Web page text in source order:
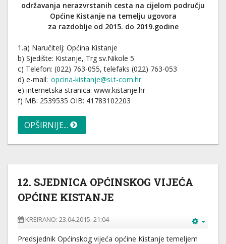
održavanja nerazvrstanih cesta na cijelom području
Općine Kistanje na temelju ugovora
za razdoblje od 2015. do 2019.godine
1.a) Naručitelj: Općina Kistanje
b) Sjedište: Kistanje, Trg sv.Nikole 5
c) Telefon: (022) 763-055, telefaks (022) 763-053
d) e-mail: opcina-kistanje@si.t-com.hr
e) internetska stranica: www.kistanje.hr
f) MB: 2539535 OIB: 41783102203
OPŠIRNIJE...
12. SJEDNICA OPĆINSKOG VIJEĆA
OPĆINE KISTANJE
KREIRANO: 23.04.2015. 21:04
Predsjednik Općinskog vijeća općine Kistanje temeljem